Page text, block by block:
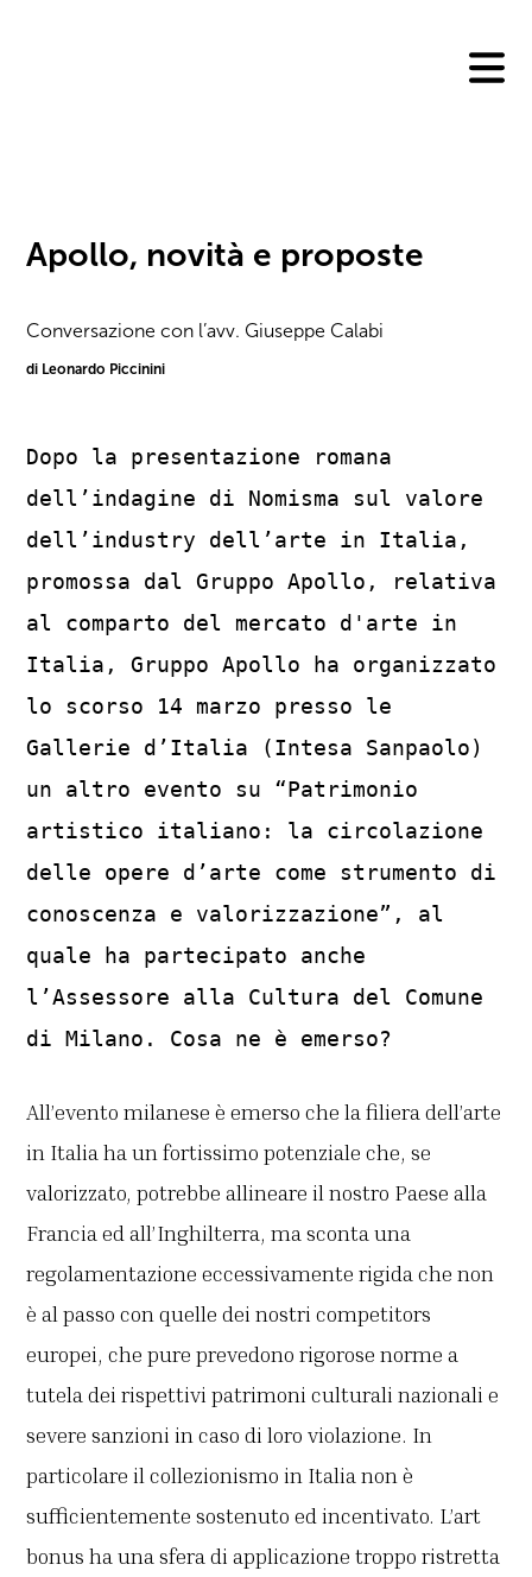
Apollo, novità e proposte
Conversazione con l’avv. Giuseppe Calabi
di Leonardo Piccinini
Dopo la presentazione romana
dell’indagine di Nomisma sul valore
dell’industry dell’arte in Italia,
promossa dal Gruppo Apollo, relativa
al comparto del mercato d'arte in
Italia, Gruppo Apollo ha organizzato
lo scorso 14 marzo presso le
Gallerie d’Italia (Intesa Sanpaolo)
un altro evento su “Patrimonio
artistico italiano: la circolazione
delle opere d’arte come strumento di
conoscenza e valorizzazione”, al
quale ha partecipato anche
l’Assessore alla Cultura del Comune
di Milano. Cosa ne è emerso?
All’evento milanese è emerso che la filiera dell’arte
in Italia ha un fortissimo potenziale che, se
valorizzato, potrebbe allineare il nostro Paese alla
Francia ed all’Inghilterra, ma sconta una
regolamentazione eccessivamente rigida che non
è al passo con quelle dei nostri competitors
europei, che pure prevedono rigorose norme a
tutela dei rispettivi patrimoni culturali nazionali e
severe sanzioni in caso di loro violazione. In
particolare il collezionismo in Italia non è
sufficientemente sostenuto ed incentivato. L’art
bonus ha una sfera di applicazione troppo ristretta